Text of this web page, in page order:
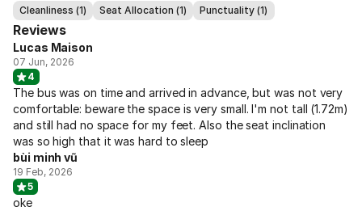
Cleanliness (1) Seat Allocation (1) Punctuality (1)
Reviews
Lucas Maison
07 Jun, 2026
4
The bus was on time and arrived in advance, but was not very
comfortable: beware the space is very small. I'm not tall (1.72m)
and still had no space for my feet. Also the seat inclination
was so high that it was hard to sleep
bùi minh vũ
19 Feb, 2026
5
oke